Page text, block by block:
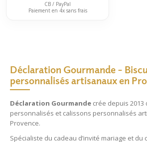
CB / PayPal
Paiement en 4x sans frais
Déclaration Gourmande –
personnalisés artisanaux en
Déclaration Gourmande crée depuis 2013
personnalisés et calissons personnalisés
Provence.
Spécialiste du cadeau d’invité mariage et du